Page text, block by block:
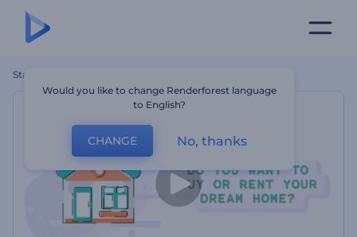
Startseite
Would you like to change Renderforest language
to English?
CHANGE No, thanks